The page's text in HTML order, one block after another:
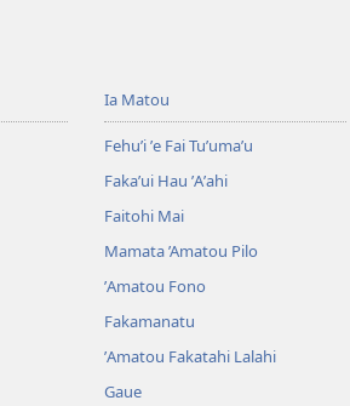
Ia Matou
Fehuʼi ʼe Fai Tuʼumaʼu
Fakaʼui Hau ʼAʼahi
Faitohi Mai
Mamata ’Amatou Pilo
ʼAmatou Fono
Fakamanatu
ʼAmatou Fakatahi Lalahi
Gaue